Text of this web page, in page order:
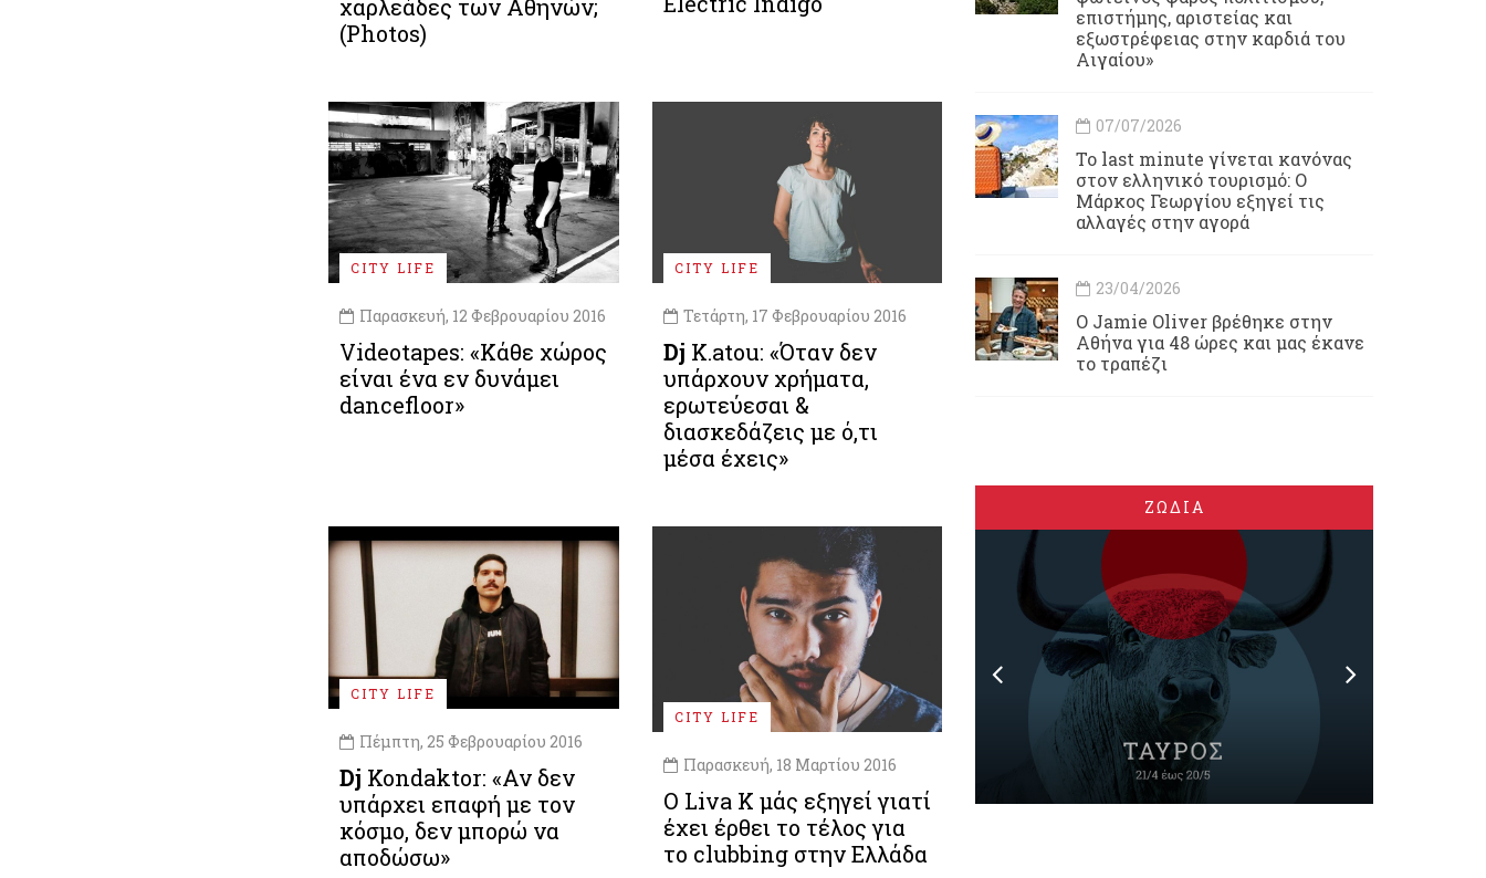
χαρλεάδες των Αθηνών;
(Photos)
CITY LIFE
Παρασκευή, 12 Φεβρουαρίου 2016
Videotapes: «Κάθε χώρος
είναι ένα εν δυνάμει
dancefloor»
CITY LIFE
Τετάρτη, 17 Φεβρουαρίου 2016
Dj K.atou: «Όταν δεν
υπάρχουν χρήματα,
ερωτεύεσαι &
διασκεδάζεις με ό,τι
μέσα έχεις»
CITY LIFE
Πέμπτη, 25 Φεβρουαρίου 2016
Dj Kondaktor: «Αν δεν
υπάρχει επαφή με τον
κόσμο, δεν μπορώ να
αποδώσω»
CITY LIFE
Παρασκευή, 18 Μαρτίου 2016
Ο Liva K μάς εξηγεί γιατί
έχει έρθει το τέλος για
το clubbing στην Ελλάδα
επιστήμης, αριστείας και
εξωστρέφειας στην καρδιά του
Αιγαίου»
07/07/2026
Το last minute γίνεται κανόνας
στον ελληνικό τουρισμό: Ο
Μάρκος Γεωργίου εξηγεί τις
αλλαγές στην αγορά
23/04/2026
Ο Jamie Oliver βρέθηκε στην
Αθήνα για 48 ώρες και μας έκανε
το τραπέζι
ΖΩΔΙΑ